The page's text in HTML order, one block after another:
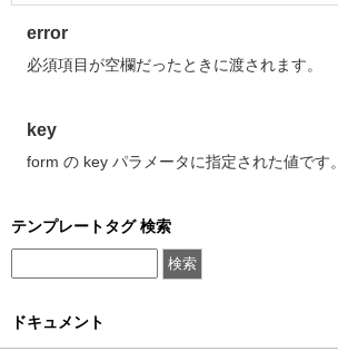
error
必須項目が空欄だったときに渡されます。
key
form の key パラメータに指定された値です。
テンプレートタグ 検索
ドキュメント